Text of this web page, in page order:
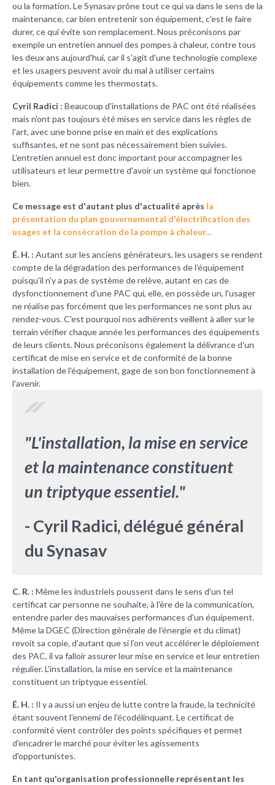
ou la formation. Le Synasav prône tout ce qui va dans le sens de la
maintenance, car bien entretenir son équipement, c'est le faire
durer, ce qui évite son remplacement. Nous préconisons par
exemple un entretien annuel des pompes à chaleur, contre tous
les deux ans aujourd'hui, car il s'agit d'une technologie complexe
et les usagers peuvent avoir du mal à utiliser certains
équipements comme les thermostats.
Cyril Radici : Beaucoup d'installations de PAC ont été réalisées
mais n'ont pas toujours été mises en service dans les règles de
l'art, avec une bonne prise en main et des explications
suffisantes, et ne sont pas nécessairement bien suivies.
L'entretien annuel est donc important pour accompagner les
utilisateurs et leur permettre d'avoir un système qui fonctionne
bien.
Ce message est d'autant plus d'actualité après la
présentation du plan gouvernemental d'électrification des
usages et la consécration de la pompe à chaleur...
É. H. : Autant sur les anciens générateurs, les usagers se rendent
compte de la dégradation des performances de l'équipement
puisqu'il n'y a pas de système de relève, autant en cas de
dysfonctionnement d'une PAC qui, elle, en possède un, l'usager
ne réalise pas forcément que les performances ne sont plus au
rendez-vous. C'est pourquoi nos adhérents veillent à aller sur le
terrain vérifier chaque année les performances des équipements
de leurs clients. Nous préconisons également la délivrance d'un
certificat de mise en service et de conformité de la bonne
installation de l'équipement, gage de son bon fonctionnement à
l'avenir.
"L'installation, la mise en service
et la maintenance constituent
un triptyque essentiel."
- Cyril Radici, délégué général
du Synasav
C. R. : Même les industriels poussent dans le sens d'un tel
certificat car personne ne souhaite, à l'ère de la communication,
entendre parler des mauvaises performances d'un équipement.
Même la DGEC (Direction générale de l'énergie et du climat)
revoit sa copie, d'autant que si l'on veut accélérer le déploiement
des PAC, il va falloir assurer leur mise en service et leur entretien
régulier. L'installation, la mise en service et la maintenance
constituent un triptyque essentiel.
É. H. : Il y a aussi un enjeu de lutte contre la fraude, la technicité
étant souvent l'ennemi de l'écodélinquant. Le certificat de
conformité vient contrôler des points spécifiques et permet
d'encadrer le marché pour éviter les agissements
d'opportunistes.
En tant qu'organisation professionnelle représentant les